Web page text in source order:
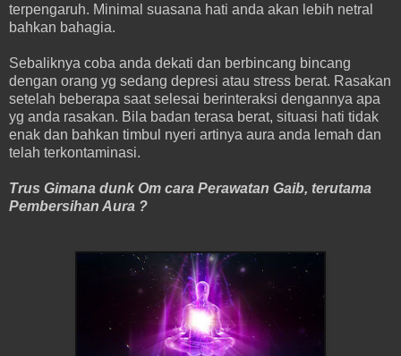
terpengaruh. Minimal suasana hati anda akan lebih netral
bahkan bahagia.
Sebaliknya coba anda dekati dan berbincang bincang
dengan orang yg sedang depresi atau stress berat. Rasakan
setelah beberapa saat selesai berinteraksi dengannya apa
yg anda rasakan. Bila badan terasa berat, situasi hati tidak
enak dan bahkan timbul nyeri artinya aura anda lemah dan
telah terkontaminasi.
Trus Gimana dunk Om cara Perawatan Gaib, terutama
Pembersihan Aura ?